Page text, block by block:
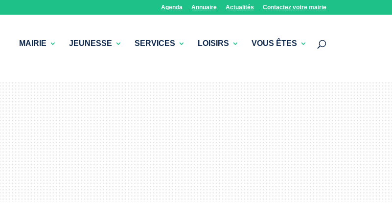
Agenda Annuaire Actualités Contactez votre mairie
MAIRIE JEUNESSE SERVICES LOISIRS VOUS ÊTES